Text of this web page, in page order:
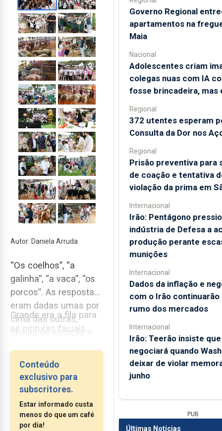
Autor: Daniela Arruda
“Os coelhos”, “a
galinha”, “a vaca”, “os
porcos”. As respostas
eram dadas umas por
cima das outras,
cheias de emoção e
para poderem correr
para a atividade
seguinte e não
perderem nada. Dedos
apontados, gritos de
excitação e crianças
Grande era a fila para
as pinturas faciais,...
Conteúdo
exclusivo para
subscritores.
Estar informado custa
menos do que um café
por dia!
Governo Regional
apartamentos na
Maia
Nacional
Adolescentes criam
colegas nuas com IA
fosse brincadeira, mas
Regional
372 utentes esperam
Consulta da Dor nos
Regional
Prisão preventiva para
de coação e tentativa
violação da prima em
Internacional
Irão: Pentágono
indústria de Defesa a
produção perante
munições
Internacional
Dados da inflação e
com o Irão continuarão
rumo dos mercados
Internacional
Irão: Teerão insiste
negociará quando
deixar de violar
junho
PUB
Últimas Notícias